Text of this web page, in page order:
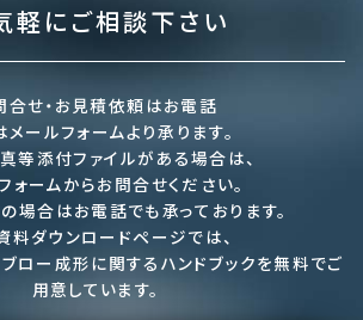
得時に明示した利用目的のため
キュリティ）について）
様から個人情報を送信いただく場合のセ
め、本サイトではお客様の個人情報を
Layer：インターネット上で情報を暗
界標準のセキュリティ機能）により保護
に準拠したブラウザをお使いになられ
軽にご相談下さい
合せ・お見積依頼はお電話
メールフォームより承ります。
等添付ファイルがある場合は、
ォームからお問合せください。
場合はお電話でも承っております。
料ダウンロードページでは、
ロー成形に関するハンドブックを無料でご
用意しています。